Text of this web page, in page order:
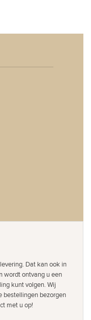
Dat kan ook in
wordt ontvang u een
kunt volgen. Wij
bestellingen bezorgen
met u op!